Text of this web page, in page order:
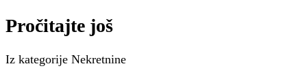
Pročitajte još
Iz kategorije Nekretnine